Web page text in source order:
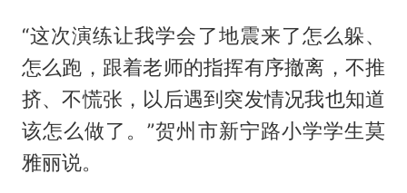
“这次演练让我学会了地震来了怎么躲、
怎么跑，跟着老师的指挥有序撤离，不推
挤、不慌张，以后遇到突发情况我也知道
该怎么做了。”贺州市新宁路小学学生莫
雅丽说。